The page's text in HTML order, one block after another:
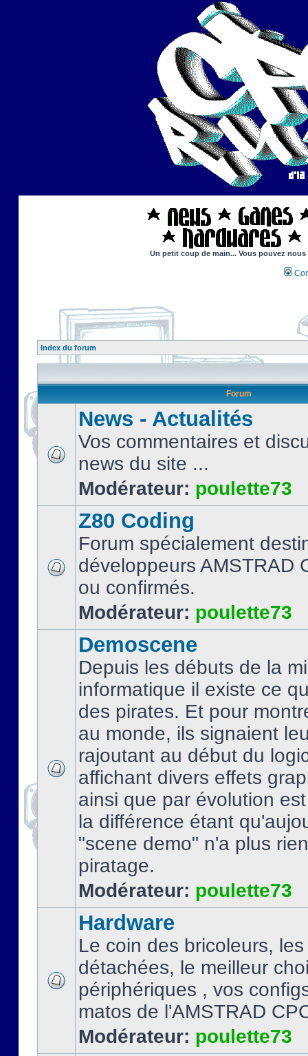
Un petit coup de main... Vous pouvez
Index du forum
Forum
News - Actualités
Vos commentaires et
news du site ...
Modérateur: poulette73
Z80 Coding
Forum spécialement
développeurs AMSTRAD
ou confirmés.
Modérateur: poulette73
Demoscene
Depuis les débuts de la
informatique il existe ce
des pirates. Et pour
au monde, ils signaient
rajoutant au début du
affichant divers effets
ainsi que par évolution
la différence étant
"scene demo" n'a plus
piratage.
Modérateur: poulette73
Hardware
Le coin des bricoleurs,
détachées, le meilleur
périphériques , vos
matos de l'AMSTRAD
Modérateur: poulette73